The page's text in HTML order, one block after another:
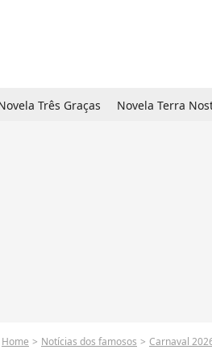
Três Graças Novela Terra
Home Notícias dos famosos Carnaval